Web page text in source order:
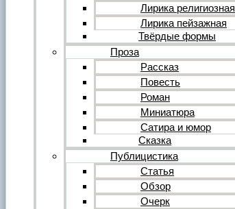
Лирика религиозная
Лирика пейзажная
Твёрдые формы
Проза
Рассказ
Повесть
Роман
Миниатюра
Сатира и юмор
Сказка
Публицистика
Статья
Обзор
Очерк
О кино
О разном
Комментарии
Пользователи
Авторский анонс
Редакция
Инструкции
Вставка видеоплеера
Вставка аудиоплеера
Войдите на сайт или зарегистрируйтесь